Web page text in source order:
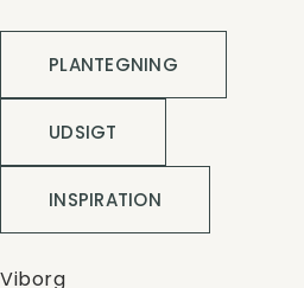
PLANTEGNING
UDSIGT
INSPIRATION
Viborg